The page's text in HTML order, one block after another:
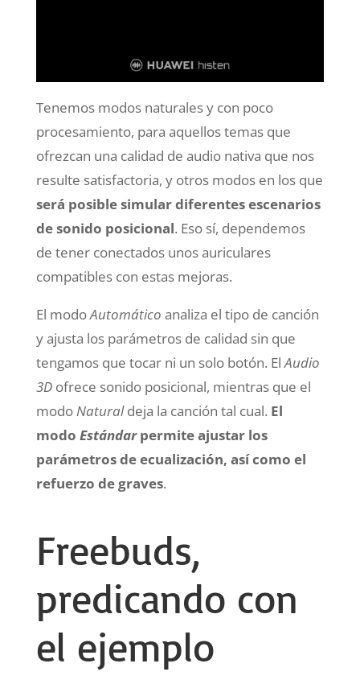
Tenemos modos naturales y con poco
procesamiento, para aquellos temas que
ofrezcan una calidad de audio nativa que nos
resulte satisfactoria, y otros modos en los que
será posible simular diferentes escenarios
de sonido posicional. Eso sí, dependemos
de tener conectados unos auriculares
compatibles con estas mejoras.
El modoAutomático analiza el tipo de canción
y ajusta los parámetros de calidad sin que
tengamos que tocar ni un solo botón. ElAudio
3Dofrece sonido posicional, mientras que el
modoNaturaldeja la canción tal cual. El
modo Estándarpermite ajustar los
parámetros de ecualización, así como el
refuerzo de graves.
Freebuds,
predicando con
el ejemplo